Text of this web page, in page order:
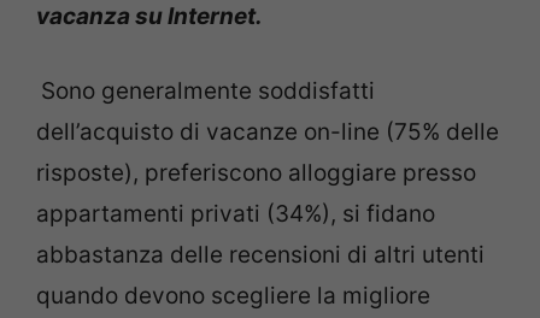
vacanza su Internet.
Sono generalmente soddisfatti
dell’acquisto di vacanze on-line (75% delle
risposte), preferiscono alloggiare presso
appartamenti privati (34%), si fidano
abbastanza delle recensioni di altri utenti
quando devono scegliere la migliore